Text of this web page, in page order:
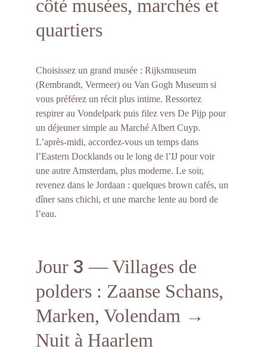
côté musées, marchés et
quartiers
Choisissez un grand musée : Rijksmuseum
(Rembrandt, Vermeer) ou Van Gogh Museum si
vous préférez un récit plus intime. Ressortez
respirer au Vondelpark puis filez vers De Pijp pour
un déjeuner simple au Marché Albert Cuyp.
L’après-midi, accordez-vous un temps dans
l’Eastern Docklands ou le long de l’IJ pour voir
une autre Amsterdam, plus moderne. Le soir,
revenez dans le Jordaan : quelques brown cafés, un
dîner sans chichi, et une marche lente au bord de
l’eau.
Jour 3 — Villages de
polders : Zaanse Schans,
Marken, Volendam →
Nuit à Haarlem